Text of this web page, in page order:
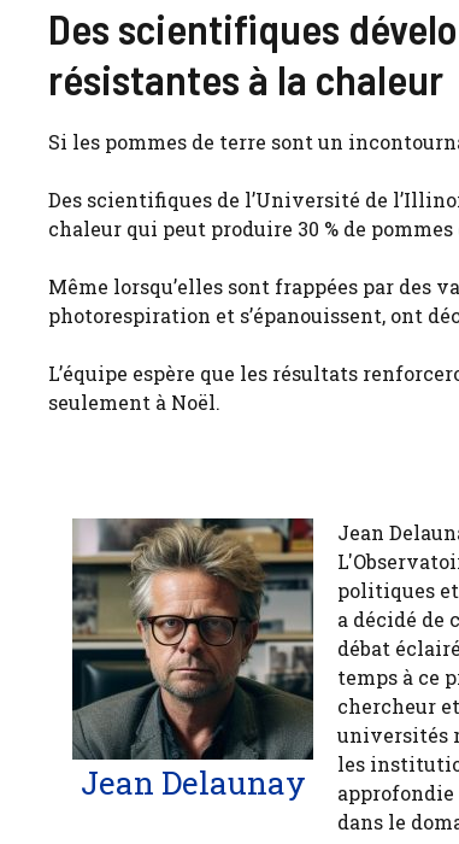
Des scientifiques
résistantes à la chaleur
Si les pommes de terre sont un
Des scientifiques de l’Université de
chaleur qui peut produire 30 % de
Même lorsqu’elles sont frappées par des
photorespiration et s’épanouissent, ont
L’équipe espère que les résultats
seulement à Noël.
Jean Delaunay
Jean
politiques
a décidé de
débat
temps à ce
chercheur
universités
les
dans le